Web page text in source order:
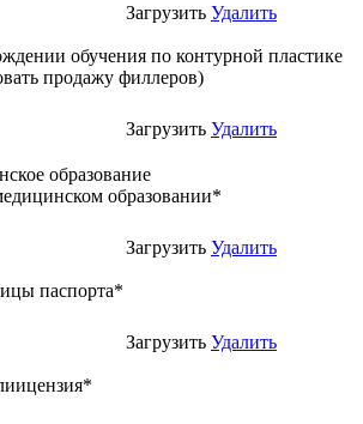
Загрузить Удалить
обучения по контурной пластике
продажу филлеров)
Загрузить Удалить
образование
образовании*
Загрузить Удалить
паспорта*
Загрузить Удалить
*